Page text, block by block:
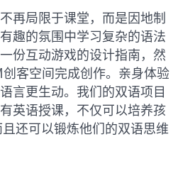
再局限于课堂，而是因地制
趣的氛围中学习复杂的语法
份互动游戏的设计指南，然
客空间完成创作。亲身体验
言更生动。我们的双语项目
英语授课，不仅可以培养孩
还可以锻炼他们的双语思维